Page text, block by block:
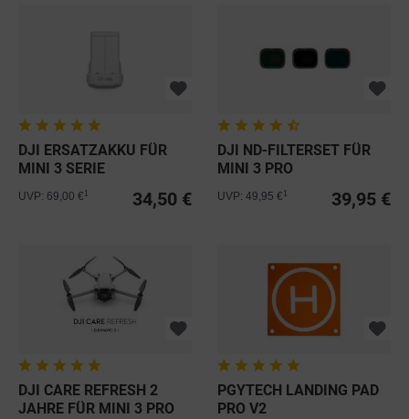
DJI ERSATZAKKU FÜR
MINI 3 SERIE
34,50 €
UVP: 69,00 €
DJI ND-FILTERSET FÜR
MINI 3 PRO
39,95 €
UVP: 49,95 €
DJI CARE REFRESH 2
JAHRE FÜR MINI 3 PRO
PGYTECH LANDING PAD
PRO V2